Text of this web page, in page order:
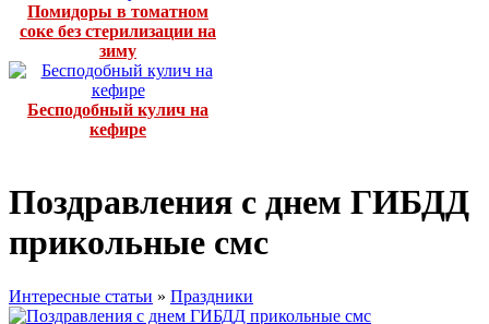
Помидоры в томатном
соке без стерилизации на
зиму
Бесподобный кулич на
кефире
Поздравления с днем ГИБДД
прикольные смс
Интересные статьи » Праздники